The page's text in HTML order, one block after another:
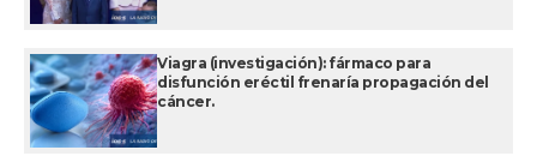
Viagra (investigación): fármaco para
disfunción eréctil frenaría propagación del
cáncer.